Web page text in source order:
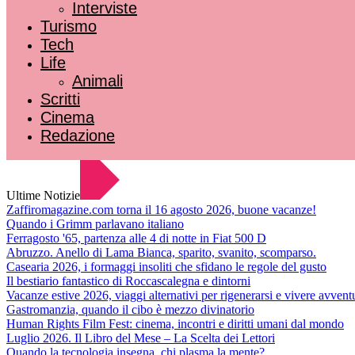
Interviste
Turismo
Tech
Life
Animali
Scritti
Cinema
Redazione
Ultime Notizie
Zaffiromagazine.com torna il 16 agosto 2026, buone vacanze!
Quando i Grimm parlavano italiano
Ferragosto '65, partenza alle 4 di notte in Fiat 500 D
Abruzzo. Anello di Lama Bianca, sparito, svanito, scomparso.
Casearia 2026, i formaggi insoliti che sfidano le regole del gusto
Il bestiario fantastico di Roccascalegna e dintorni
Vacanze estive 2026, viaggi alternativi per rigenerarsi e vivere
Gastromanzia, quando il cibo è mezzo divinatorio
Human Rights Film Fest: cinema, incontri e diritti umani dal mondo
Luglio 2026. Il Libro del Mese – La Scelta dei Lettori
Quando la tecnologia insegna, chi plasma la mente?